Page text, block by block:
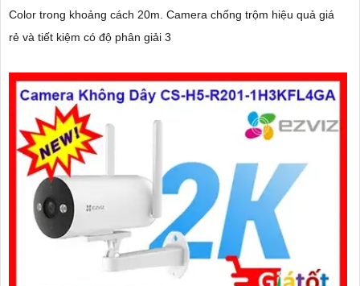
Color trong khoảng cách 20m. Camera chống trộm hiệu quả giá
rẻ và tiết kiệm có độ phân giải 3